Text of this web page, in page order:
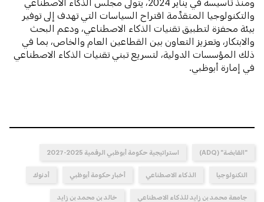
والتكنولوجيا المتقدِّمة اقتراح السياسات التي تهدف إلى توفير
بيئة محفزة لتطبيق تقنيات الذكاء الاصطناعي، ودعم البحث
والابتكار، وتعزيز التعاون بين القطاعين العام والخاص، بما في
ذلك المؤسسات الدولية، لتسريع تبني تقنيات الذكاء الاصطناعي
في إمارة أبوظبي.
"القابضة" (ADQ) استراتيجية حكومة أبوظبي الرقمية 2025-2027
التكنولوجيا الذكاء الاصطناعي أخبار حكومة أبوظبي أدنوك
جامعة محمد بن زايد للذكاء الاصطناعي خالد بن محمد بن زايد